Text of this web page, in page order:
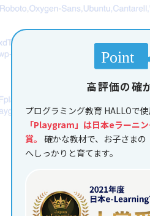
高評価の確
プログラミング教育 HALLOで
「Playgram」は日本eラーニ
賞。 確かな教材で、お子さま
へしっかりと育てます。